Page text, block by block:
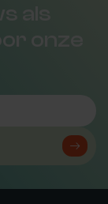
als
onze